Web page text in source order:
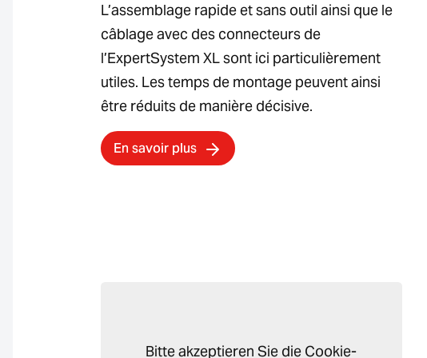
L’assemblage rapide et sans outil ainsi que le
câblage avec des connecteurs de
l’ExpertSystem XL sont ici particulièrement
utiles. Les temps de montage peuvent ainsi
être réduits de manière décisive.
En savoir plus
Bitte akzeptieren Sie die Cookie-